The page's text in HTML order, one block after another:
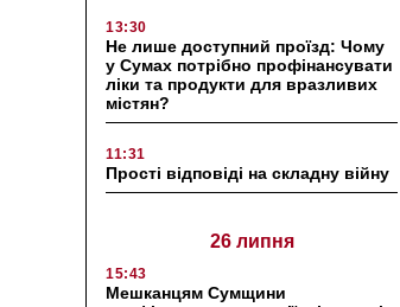
13:30
Не лише доступний проїзд: Чому
у Сумах потрібно профінансувати
ліки та продукти для вразливих
містян?
11:31
Прості відповіді на складну війну
26 липня
15:43
Мешканцям Сумщини